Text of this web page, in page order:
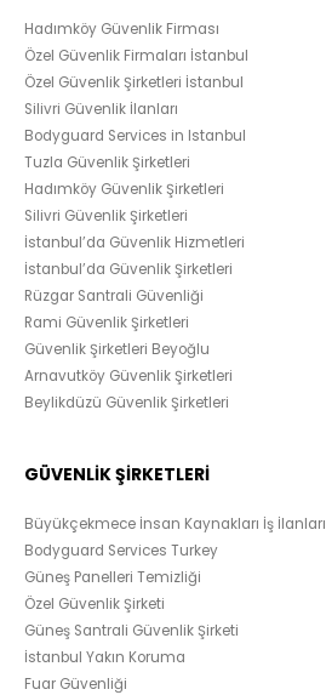
Hadımköy Güvenlik Firması
Özel Güvenlik Firmaları İstanbul
Özel Güvenlik Şirketleri İstanbul
Silivri Güvenlik İlanları
Bodyguard Services in Istanbul
Tuzla Güvenlik Şirketleri
Hadımköy Güvenlik Şirketleri
Silivri Güvenlik Şirketleri
İstanbul’da Güvenlik Hizmetleri
İstanbul’da Güvenlik Şirketleri
Rüzgar Santrali Güvenliği
Rami Güvenlik Şirketleri
Güvenlik Şirketleri Beyoğlu
Arnavutköy Güvenlik Şirketleri
Beylikdüzü Güvenlik Şirketleri
GÜVENLİK ŞİRKETLERİ
Büyükçekmece İnsan Kaynakları İş İlanları
Bodyguard Services Turkey
Güneş Panelleri Temizliği
Özel Güvenlik Şirketi
Güneş Santrali Güvenlik Şirketi
İstanbul Yakın Koruma
Fuar Güvenliği